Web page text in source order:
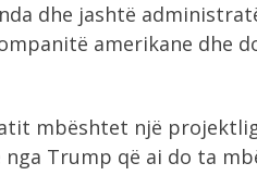
dhe jashtë
amerikane dhe
mbështet një
Trump që ai do ta